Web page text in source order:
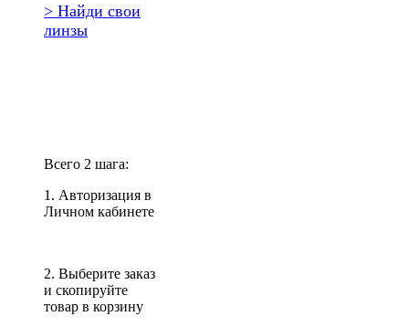
> Найди свои
линзы
Всего 2 шага:
1. Авторизация в
Личном кабинете
2. Выберите заказ
и скопируйте
товар в корзину